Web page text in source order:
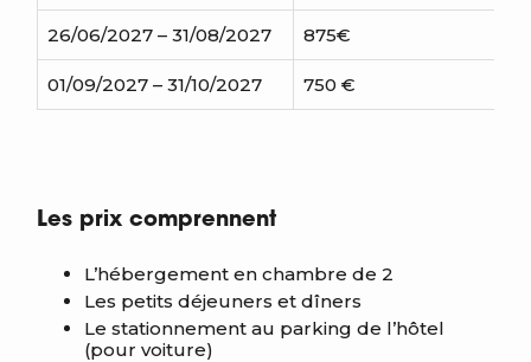
26/06/2027 – 31/08/2027 875€
01/09/2027 – 31/10/2027 750 €
Les prix comprennent
L’hébergement en chambre de 2
Les petits déjeuners et dîners
Le stationnement au parking de l’hôtel
(pour voiture)